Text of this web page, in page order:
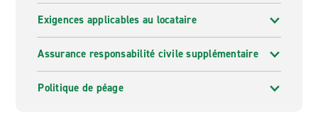
Exigences applicables au locataire
Assurance responsabilité civile supplémentaire
Politique de péage